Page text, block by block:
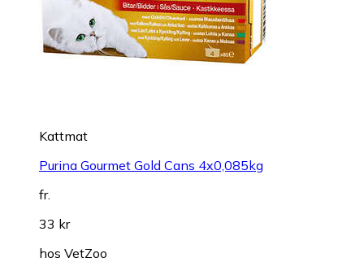
Kattmat
Purina Gourmet Gold Cans 4x0,085kg
fr.
33 kr
hos VetZoo